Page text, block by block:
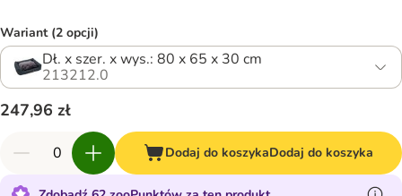
Wariant (2 opcji)
Dł. x szer. x wys.: 80 x 65 x 30 cm
213212.0
247,96 zł
Dodaj do koszykaDodaj do koszyka